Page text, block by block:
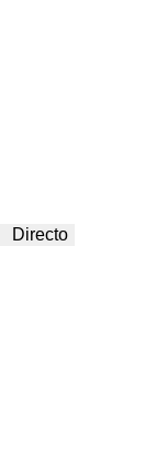
Directo